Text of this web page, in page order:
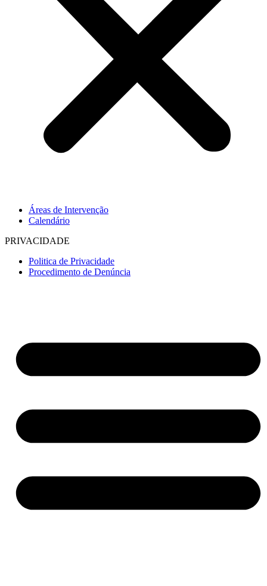
Áreas de Intervenção
Calendário
PRIVACIDADE
Politica de Privacidade
Procedimento de Denúncia